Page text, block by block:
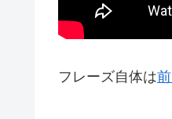
フレーズ自体は